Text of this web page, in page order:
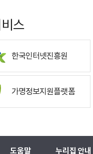
스
한국인터넷진흥원
가명정보지원플랫폼
도움말 누리집 안내